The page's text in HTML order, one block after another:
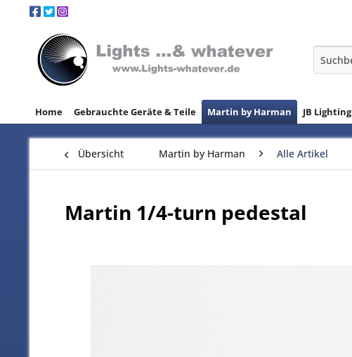
Home Gebrauchte Geräte & Teile Martin by Harman JB Lighting
Übersicht Martin by Harman Alle Artikel
Martin 1/4-turn pedestal